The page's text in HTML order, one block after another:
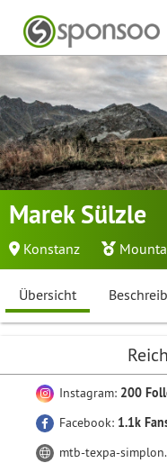
Marek Sülzle
Konstanz
Übersicht
Instagram: 200
Facebook: 1.1k
mtb-texpa-